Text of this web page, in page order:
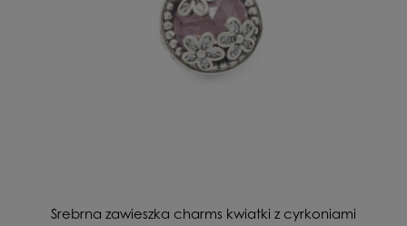
Srebrna zawieszka charms kwiatki z cyrkoniami